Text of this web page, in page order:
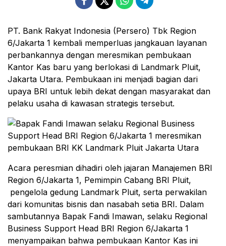
PT. Bank Rakyat Indonesia (Persero) Tbk Region
6/Jakarta 1 kembali memperluas jangkauan layanan
perbankannya dengan meresmikan pembukaan
Kantor Kas baru yang berlokasi di Landmark Pluit,
Jakarta Utara. Pembukaan ini menjadi bagian dari
upaya BRI untuk lebih dekat dengan masyarakat dan
pelaku usaha di kawasan strategis tersebut.
Acara peresmian dihadiri oleh jajaran Manajemen BRI
Region 6/Jakarta 1, Pemimpin Cabang BRI Pluit,
pengelola gedung Landmark Pluit, serta perwakilan
dari komunitas bisnis dan nasabah setia BRI. Dalam
sambutannya Bapak Fandi Imawan, selaku Regional
Business Support Head BRI Region 6/Jakarta 1
menyampaikan bahwa pembukaan Kantor Kas ini